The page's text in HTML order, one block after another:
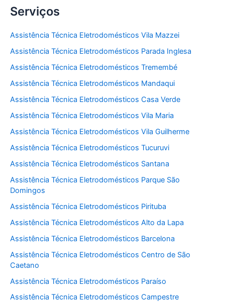
Serviços
Assistência Técnica Eletrodomésticos Vila Mazzei
Assistência Técnica Eletrodomésticos Parada Inglesa
Assistência Técnica Eletrodomésticos Tremembé
Assistência Técnica Eletrodomésticos Mandaqui
Assistência Técnica Eletrodomésticos Casa Verde
Assistência Técnica Eletrodomésticos Vila Maria
Assistência Técnica Eletrodomésticos Vila Guilherme
Assistência Técnica Eletrodomésticos Tucuruvi
Assistência Técnica Eletrodomésticos Santana
Assistência Técnica Eletrodomésticos Parque São
Domingos
Assistência Técnica Eletrodomésticos Pirituba
Assistência Técnica Eletrodomésticos Alto da Lapa
Assistência Técnica Eletrodomésticos Barcelona
Assistência Técnica Eletrodomésticos Centro de São
Caetano
Assistência Técnica Eletrodomésticos Paraíso
Assistência Técnica Eletrodomésticos Campestre